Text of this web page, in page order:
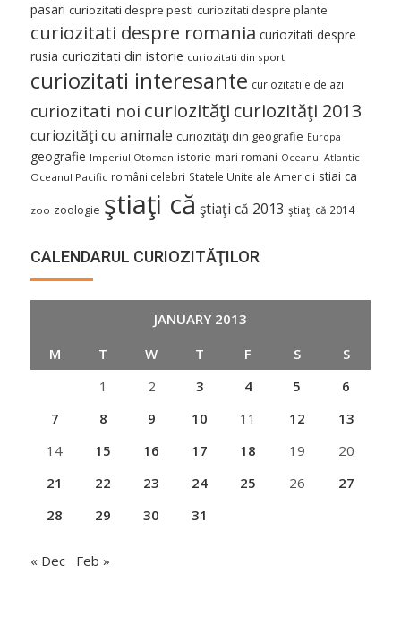
pasari curiozitati despre pesti curiozitati despre plante
curiozitati despre romania curiozitati despre
rusia curiozitati din istorie curiozitati din sport
curiozitati interesante curiozitatile de azi
curiozitati noi curiozităţi curiozităţi 2013
curiozităţi cu animale curiozităţi din geografie Europa
geografie Imperiul Otoman istorie mari romani Oceanul Atlantic
Oceanul Pacific români celebri Statele Unite ale Americii stiai ca
zoo zoologie ştiaţi că ştiaţi că 2013 ştiaţi că 2014
CALENDARUL CURIOZITĂŢILOR
JANUARY 2013
M
T W T F S
S
1
2 3 4 5
6
7
8 9 10 11 12
13
14
15 16 17 18 19
20
21
22 23 24 25 26
27
28
29 30 31
« Dec Feb »